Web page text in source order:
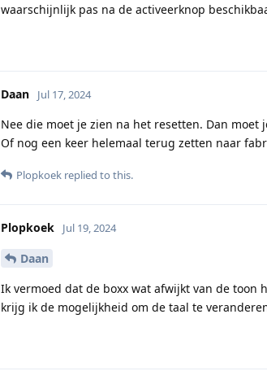
waarschijnlijk pas na de activeerknop
Daan Jul 17, 2024
Nee die moet je zien na het resetten. Dan moet
Of nog een keer helemaal terug zetten naar
Plopkoek replied to this.
Plopkoek Jul 19, 2024
Daan
Ik vermoed dat de boxx wat afwijkt van de toon
krijg ik de mogelijkheid om de taal te